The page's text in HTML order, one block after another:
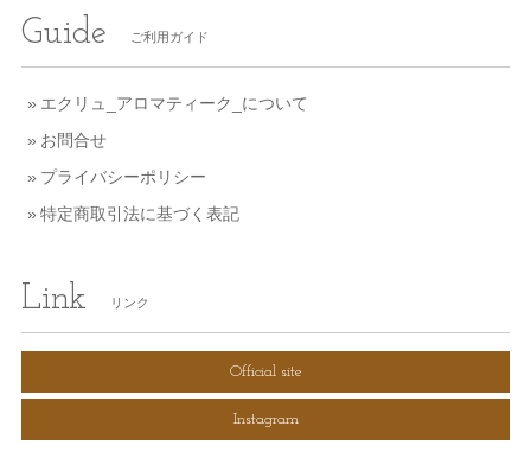
Guide ご利用ガイド
エクリュ_アロマティーク_について
お問合せ
プライバシーポリシー
特定商取引法に基づく表記
Link リンク
Official site
Instagram